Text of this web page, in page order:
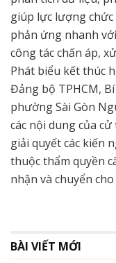
giúp lực lượng
phản ứng nhanh
công tác chấn áp,
Phát biểu kết thúc
Đảng bộ TPHCM,
phường Sài Gòn
các nội dung của
giải quyết các kiến
thuộc thẩm quyền
nhận và chuyển
BÀI VIẾT MỚI